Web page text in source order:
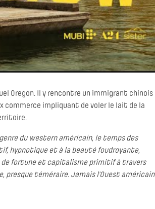
Oregon. Il y rencontre un immigrant chinois
commerce impliquant de voler le lait de la
du western américain, le temps des
hypnotique et à la beauté foudroyante,
de fortune et capitalisme primitif à travers
presque téméraire. Jamais l'Ouest américain